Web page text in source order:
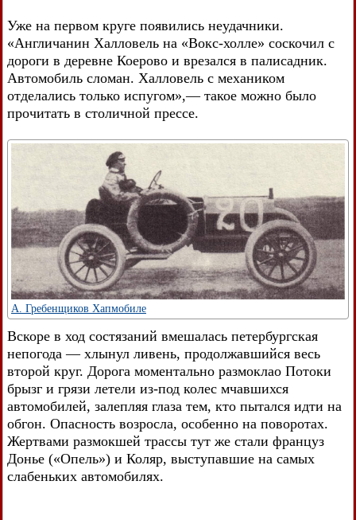
Уже на первом круге появились неудачники.
«Англичанин Халловель на «Вокс-холле» соскочил с
дороги в деревне Коерово и врезался в палисадник.
Автомобиль сломан. Халловель с механиком
отделались только испугом»,— такое можно было
прочитать в столичной прессе.
А. Гребенщиков Хапмобиле
Вскоре в ход состязаний вмешалась петербургская
непогода — хлынул ливень, продолжавшийся весь
второй круг. Дорога моментально размоклао Потоки
брызг и грязи летели из-под колес мчавшихся
автомобилей, залепляя глаза тем, кто пытался идти на
обгон. Опасность возросла, особенно на поворотах.
Жертвами размокшей трассы тут же стали француз
Донье («Опель») и Коляр, выступавшие на самых
слабеньких автомобилях.